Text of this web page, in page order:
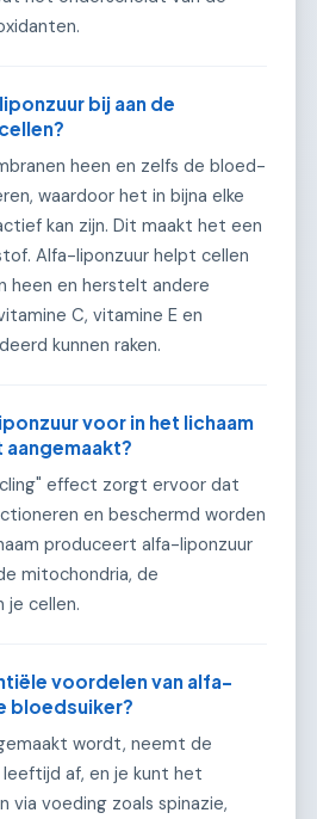
bij aan de
heen en zelfs de bloed-
waardoor het in bijna elke
kan zijn. Dit maakt het een
Alfa-liponzuur helpt cellen
heen en herstelt andere
C, vitamine E en
kunnen raken.
voor in het lichaam
effect zorgt ervoor dat
en beschermd worden
produceert alfa-liponzuur
mitochondria, de
je cellen.
voordelen van alfa-
bloedsuiker?
wordt, neemt de
af, en je kunt het
via voeding zoals spinazie,